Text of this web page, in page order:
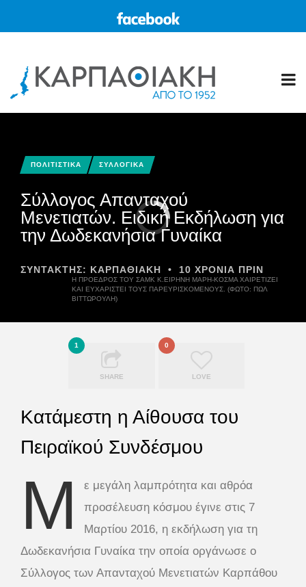
Η ΠΡΟΕΔΡΟΣ ΤΟΥ ΣΑΜΚ Κ.ΕΙΡΉΝΗ ΜΑΡΉ-ΚΟΣΜΆ ΧΑΙΡΕΤΊΖΕΙ
ΚΑΙ ΕΥΧΑΡΙΣΤΕΊ ΤΟΥΣ ΠΑΡΕΥΡΙΣΚΟΜΈΝΟΥΣ. (ΦΩΤΌ: ΠΩΛ
ΒΙΤΤΩΡΟΎΛΗ)
ΠΟΛΙΤΙΣΤΙΚΑ ΣΥΛΛΟΓΙΚΑ
Σύλλογος Απανταχού
Μενετιατών. Ειδική Εκδήλωση για
την Δωδεκανήσια Γυναίκα
ΣΥΝΤΆΚΤΗΣ: ΚΑΡΠΑΘΙΑΚΗ • 10 ΧΡΌΝΙΑ ΠΡΙΝ
1
SHARE
0
LOVE
Κατάμεστη η Αίθουσα του
Πειραϊκού Συνδέσμου
Μ
ε μεγάλη λαμπρότητα και αθρόα
προσέλευση κόσμου έγινε στις 7
Μαρτίου 2016, η εκδήλωση για τη
Δωδεκανήσια Γυναίκα την οποία οργάνωσε ο
Σύλλογος των Απανταχού Μενετιατών Καρπάθου